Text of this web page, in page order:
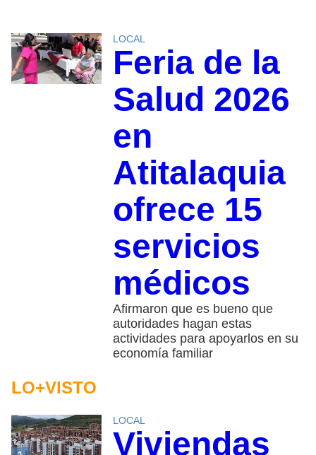
LOCAL
Feria de la
Salud 2026
en
Atitalaquia
ofrece 15
servicios
médicos
Afirmaron que es bueno que
autoridades hagan estas
actividades para apoyarlos en su
economía familiar
LO+VISTO
LOCAL
Viviendas